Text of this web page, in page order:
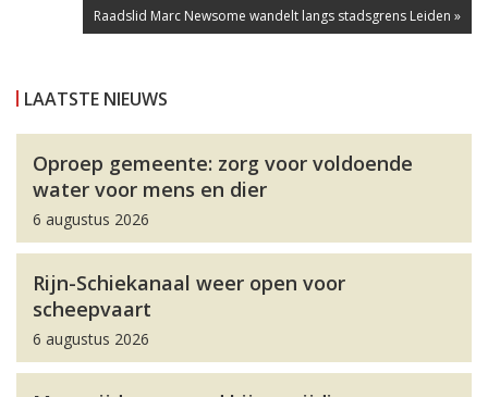
Raadslid Marc Newsome wandelt langs stadsgrens Leiden »
LAATSTE NIEUWS
Oproep gemeente: zorg voor voldoende
water voor mens en dier
6 augustus 2026
Rijn-Schiekanaal weer open voor
scheepvaart
6 augustus 2026